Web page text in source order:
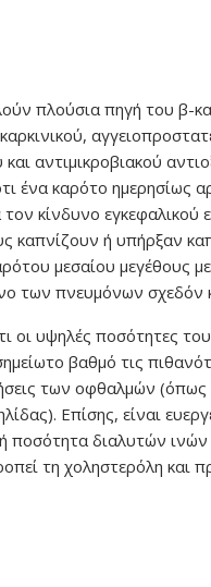
πλούσια πηγή του β-
αντιμικροβιακού
ένα καρότο ημερησίως
τον κίνδυνο εγκεφαλικού
καπνίζουν ή υπήρξαν
μεσαίου μεγέθους
των πνευμόνων σχεδόν
οι υψηλές ποσότητες
βαθμό τις
των οφθαλμών (όπως
Επίσης, είναι
ποσότητα διαλυτών ινών
τη χοληστερόλη και